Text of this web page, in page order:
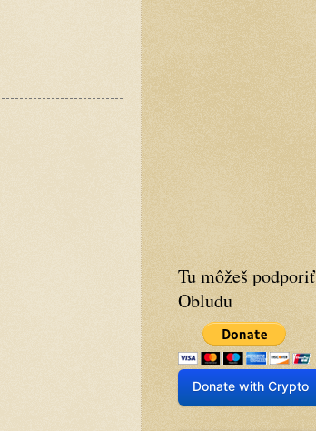
Tu môžeš podporiť
Obludu
Donate with Crypto